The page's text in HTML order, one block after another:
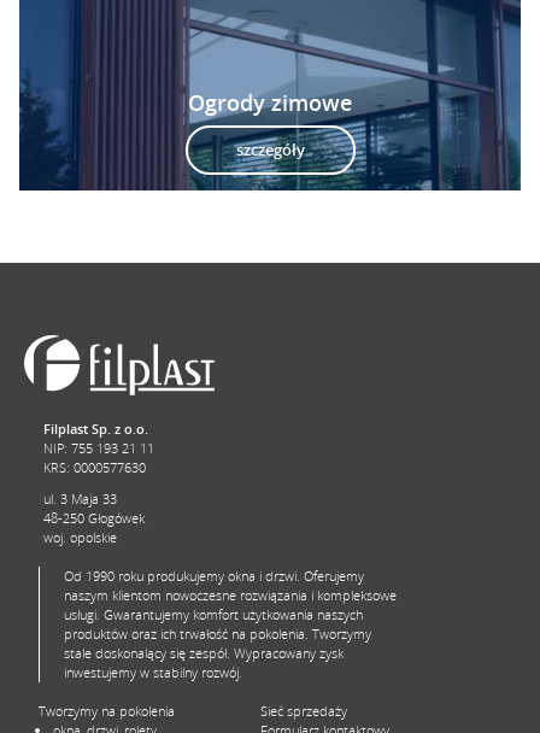
Ogrody zimowe
szczegóły
Filplast Sp. z o.o.
NIP: 755 193 21 11
KRS: 0000577630
ul. 3 Maja 33
48-250 Głogówek
woj. opolskie
Od 1990 roku produkujemy okna i drzwi. Oferujemy
naszym klientom nowoczesne rozwiązania i kompleksowe
usługi. Gwarantujemy komfort użytkowania naszych
produktów oraz ich trwałość na pokolenia. Tworzymy
stale doskonalący się zespół. Wypracowany zysk
inwestujemy w stabilny rozwój.
Tworzymy na pokolenia
Sieć sprzedaży